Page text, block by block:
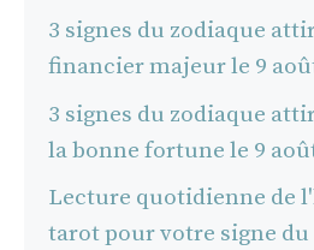
3 signes du zodiaque
financier majeur le 9
3 signes du zodiaque
la bonne fortune le 9
Lecture quotidienne de
tarot pour votre signe du